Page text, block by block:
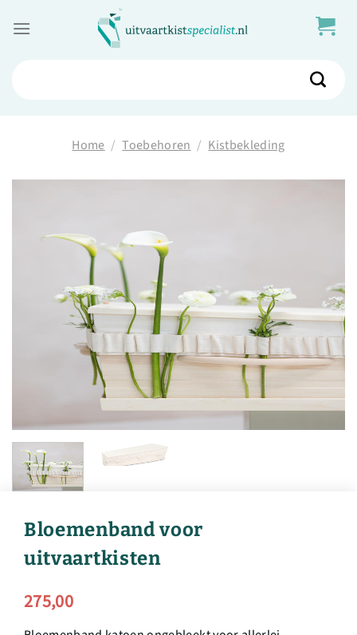
content
Home / Toebehoren / Kistbekleding
Bloemenband voor
uitvaartkisten
275,00